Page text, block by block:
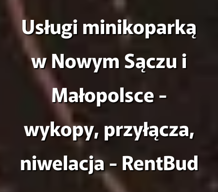
Usługi minikoparką
w Nowym Sączu i
Małopolsce -
wykopy, przyłącza,
niwelacja - RentBud